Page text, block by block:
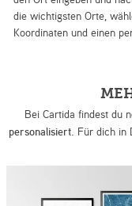
die wichtigsten Orte,
Koordinaten und einen
Bei Cartida findest du
personalisiert. Für dich in